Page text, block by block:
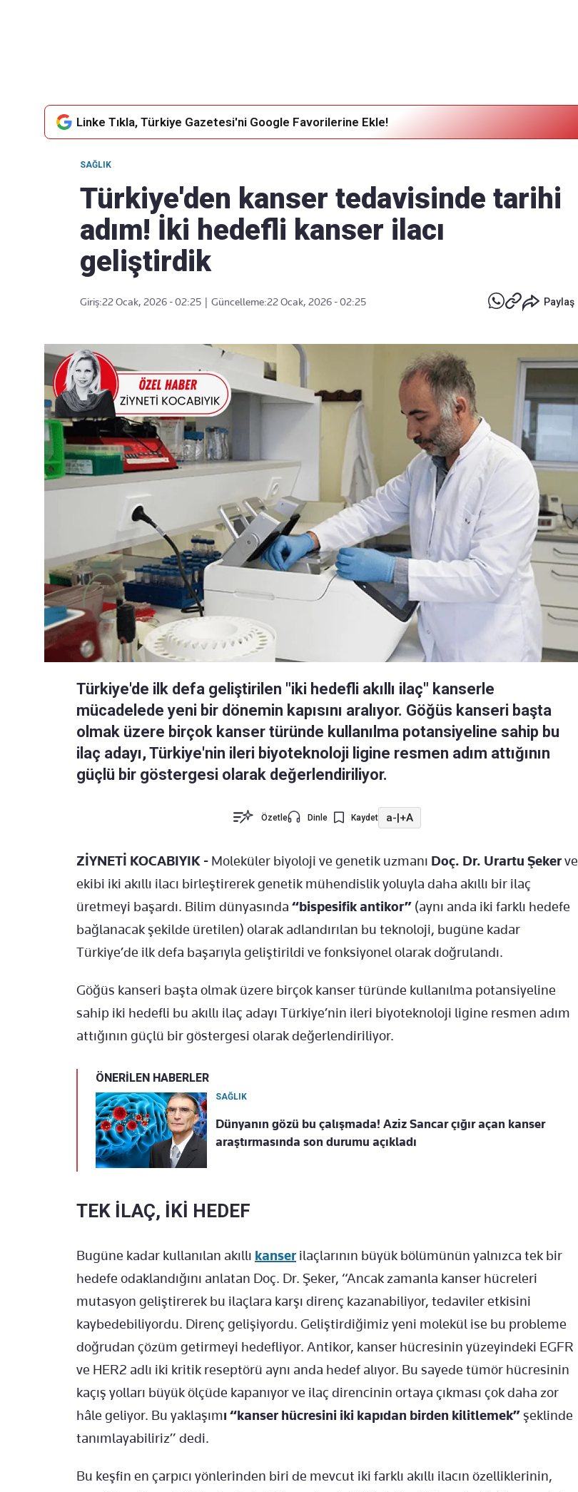
Linke Tıkla, Türkiye Gazetesi'ni Google Favorilerine Ekle!
SAĞLIK
Türkiye'den kanser tedavisinde tarihi
adım! İki hedefli kanser ilacı
geliştirdik
Giriş:22 Ocak, 2026 - 02:25 Güncelleme:22 Ocak, 2026 - 02:25 Paylaş
Türkiye'de ilk defa geliştirilen "iki hedefli akıllı ilaç" kanserle
mücadelede yeni bir dönemin kapısını aralıyor. Göğüs kanseri başta
olmak üzere birçok kanser türünde kullanılma potansiyeline sahip bu
ilaç adayı, Türkiye'nin ileri biyoteknoloji ligine resmen adım attığının
güçlü bir göstergesi olarak değerlendiriliyor.
Özetle Dinle Kaydet a-|+A
ZİYNETİ KOCABIYIK - Moleküler biyoloji ve genetik uzmanı Doç. Dr. Urartu Şekerve
ekibi iki akıllı ilacı birleştirerek genetik mühendislik yoluyla daha akıllı bir ilaç
üretmeyi başardı. Bilim dünyasında “bispesifik antikor” (aynı anda iki farklı hedefe
bağlanacak şekilde üretilen) olarak adlandırılan bu teknoloji, bugüne kadar
Türkiye’de ilk defa başarıyla geliştirildi ve fonksiyonel olarak doğrulandı.
Göğüs kanseri başta olmak üzere birçok kanser türünde kullanılma potansiyeline
sahip iki hedefli bu akıllı ilaç adayı Türkiye’nin ileri biyoteknoloji ligine resmen adım
attığının güçlü bir göstergesi olarak değerlendiriliyor.
ÖNERİLEN HABERLER
SAĞLIK
Dünyanın gözü bu çalışmada! Aziz Sancar çığır açan kanser
araştırmasında son durumu açıkladı
TEK İLAÇ, İKİ HEDEF
Bugüne kadar kullanılan akıllı kanser ilaçlarının büyük bölümünün yalnızca tek bir
hedefe odaklandığını anlatan Doç. Dr. Şeker, “Ancak zamanla kanser hücreleri
mutasyon geliştirerek bu ilaçlara karşı direnç kazanabiliyor, tedaviler etkisini
kaybedebiliyordu. Direnç gelişiyordu. Geliştirdiğimiz yeni molekül ise bu probleme
doğrudan çözüm getirmeyi hedefliyor. Antikor, kanser hücresinin yüzeyindeki EGFR
ve HER2 adlı iki kritik reseptörü aynı anda hedef alıyor. Bu sayede tümör hücresinin
kaçış yolları büyük ölçüde kapanıyor ve ilaç direncinin ortaya çıkması çok daha zor
hâle geliyor. Bu yaklaşımı “kanser hücresini iki kapıdan birden kilitlemek”şeklinde
tanımlayabiliriz” dedi.
Bu keşfin en çarpıcı yönlerinden biri de mevcut iki farklı akıllı ilacın özelliklerinin,